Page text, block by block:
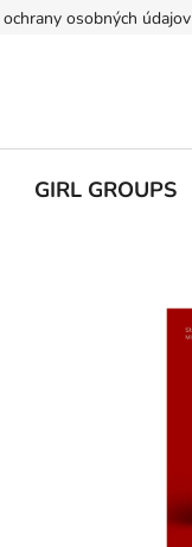
osobných údajov
GIRL GROUPS